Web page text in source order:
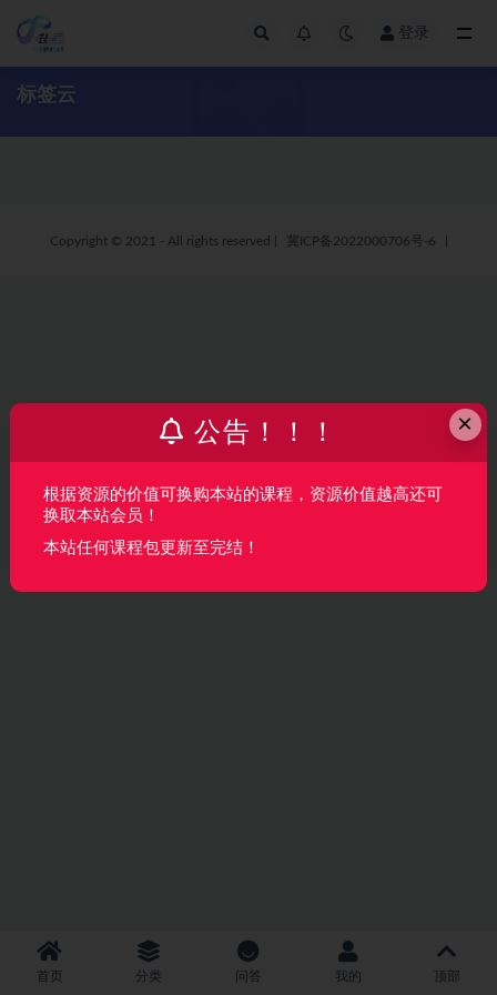
登录
标签云
Copyright © 2021 - All rights reserved 冀ICP备2022000706号-6
首页 分类 问答 我的 顶部
×
公告！！！
根据资源的价值可换购本站的课程，资源价值越高还可
换取本站会员！
本站任何课程包更新至完结！